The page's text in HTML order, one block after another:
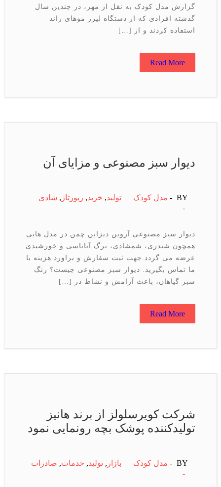
گزارش مدل کودک به نقل از مهر، در چندین سال
گذشته افرادی که از دستگاه لیزر موهای زائد
استفاده کردند و از […]
Read More
دیوار سبز مصنوعی و مزایای آن
مدل کودک تولید ,خرید ,رپورتاژ,شادی
دیوار سبز مصنوعی آروین دیزاین چمن در مدل هایی
همچون شبدری، شمشادی، برگ آناناسی و خورشیدی
عرضه می گردد.جهت ثبت سفارش و براورد هزینه با
ما تماس بگیرید. دیوار سبز مصنوعی چیست؟ رنگ
سبز گیاهان، باعث آرامش و نشاط در […]
Read More
شرکت کویرسلولز از برند هانیز
تولیدکننده پوشک بچه رونمایی نمود
مدل کودک بازار ,تولید ,خدمات,صادرات